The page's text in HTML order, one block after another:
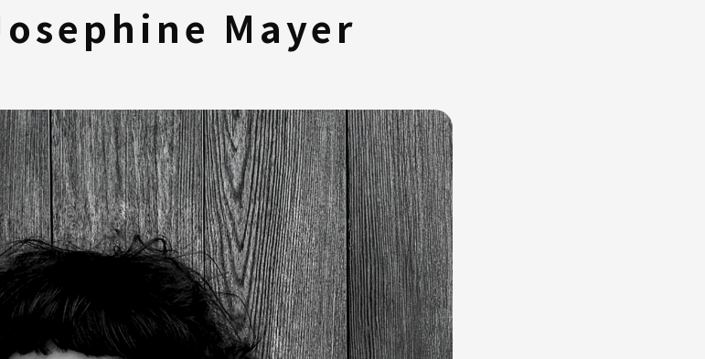
Mayer